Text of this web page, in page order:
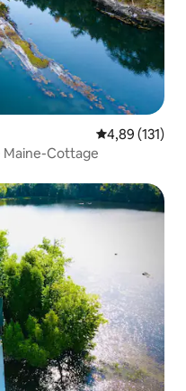
4,89 (131)
Maine-Cottage